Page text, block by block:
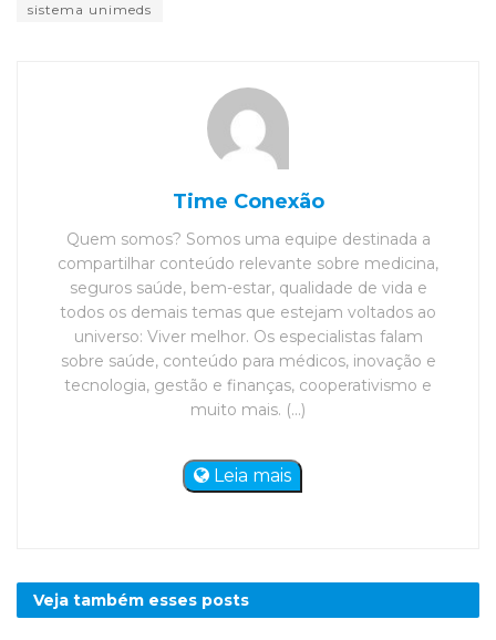
sistema unimeds
Time Conexão
Quem somos? Somos uma equipe destinada a
compartilhar conteúdo relevante sobre medicina,
seguros saúde, bem-estar, qualidade de vida e
todos os demais temas que estejam voltados ao
universo: Viver melhor. Os especialistas falam
sobre saúde, conteúdo para médicos, inovação e
tecnologia, gestão e finanças, cooperativismo e
muito mais. (...)
Leia mais
Veja também esses posts